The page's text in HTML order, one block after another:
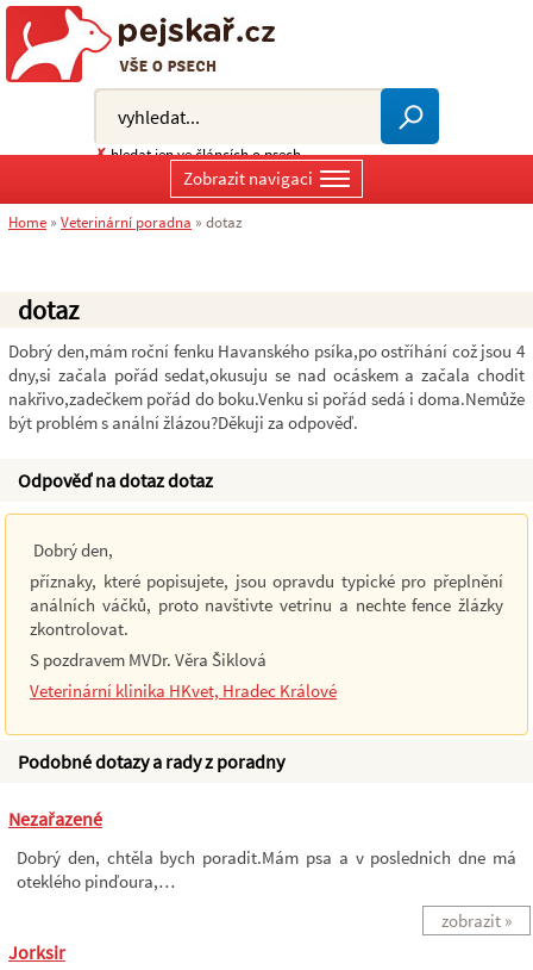
dotaz
Dobrý den,mám roční fenku Havanského psíka,po ostříhání což jsou 4
dny,si začala pořád sedat,okusuju se nad ocáskem a začala chodit
nakřivo,zadečkem pořád do boku.Venku si pořád sedá i doma.Nemůže
být problém s anální žlázou?Děkuji za odpověď.
Odpověď na dotaz dotaz
Dobrý den,
příznaky, které popisujete, jsou opravdu typické pro přeplnění
análních váčků, proto navštivte vetrinu a nechte fence žlázky
zkontrolovat.
S pozdravem MVDr. Věra Šiklová
Veterinární klinika HKvet, Hradec Králové
Podobné dotazy a rady z poradny
Nezařazené
Dobrý den, chtěla bych poradit.Mám psa a v poslednich dne má
oteklého pinďoura,…
zobrazit »
Jorksir
✗hledat jen ve článcích o psech
Zobrazit navigaci
Home » Veterinární poradna » dotaz